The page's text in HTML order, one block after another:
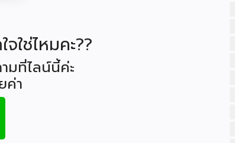
ใช่ไหมคะ??
มที่ไลน์นี้ค่ะ
ค่า